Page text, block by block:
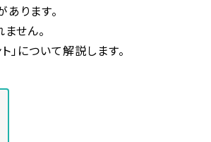
ります。
せん。
」について解説します。